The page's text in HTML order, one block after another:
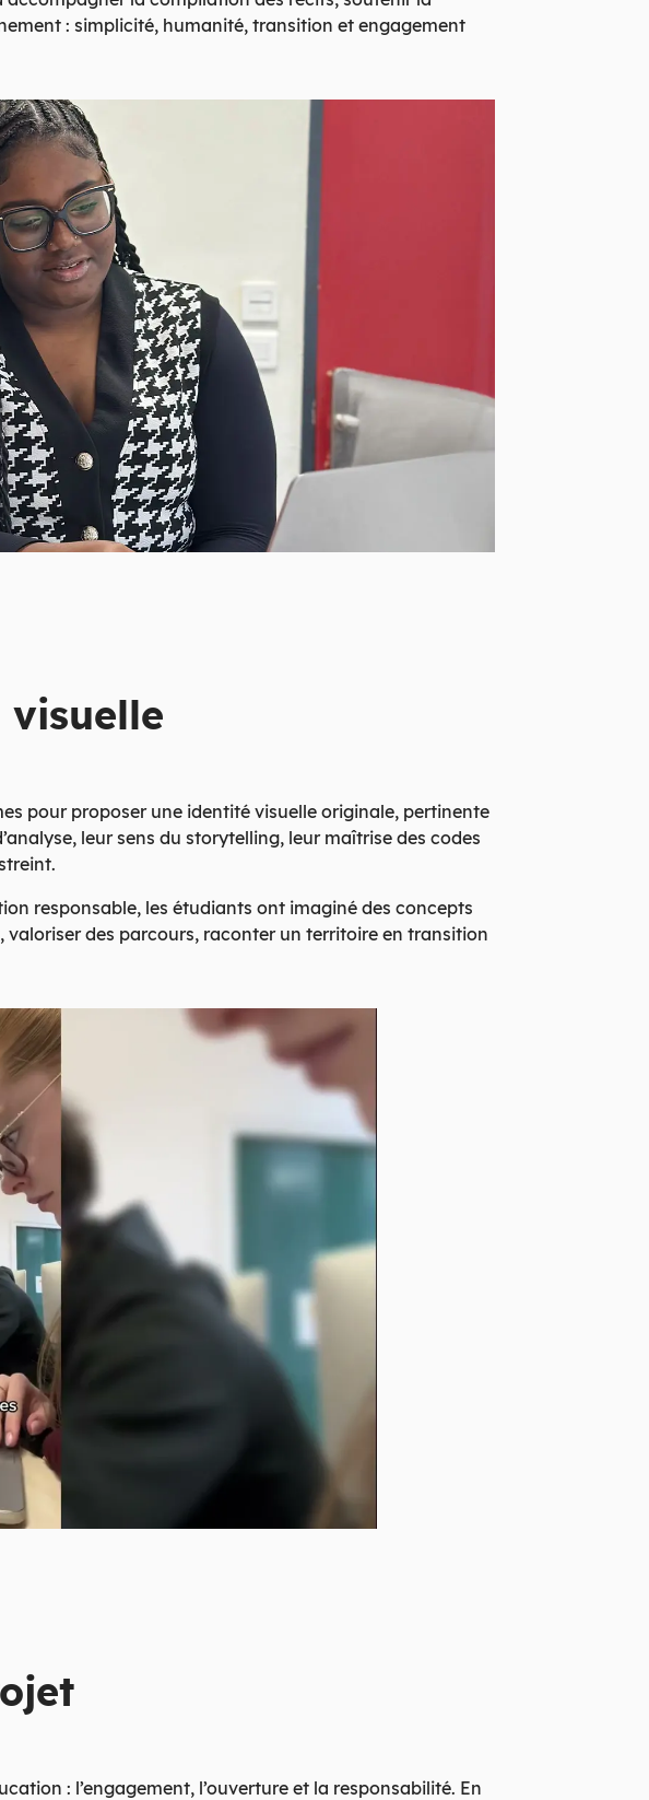
: simplicité, humanité, transition et engagement
pour proposer une identité visuelle originale, pertinente
leur sens du storytelling, leur maîtrise des codes
responsable, les étudiants ont imaginé des concepts
valoriser des parcours, raconter un territoire en transition
: l’engagement, l’ouverture et la responsabilité. En